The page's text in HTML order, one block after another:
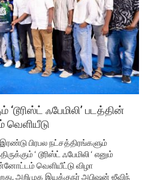
‘டூரிஸ்ட் ஃபேமிலி’ படத்தின்
வெளியீடு
பிரபல நட்சத்திரங்களும்
‘ டூரிஸ்ட் ஃபேமிலி ‘ எனும்
வெளியீட்டு விழா
அறிமுக இயக்குநர் அபிஷன் ஜீவிந்